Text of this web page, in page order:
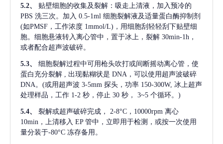
5.2、
贴壁细胞的收集及裂解：吸走上清液，加入预冷的
PBS 洗三次。加入 0.5-1ml 细胞裂解液及适量蛋白酶抑制剂
(如PMSF，工作浓度 1mmol/L)，用细胞刮轻轻刮下贴壁细
胞。细胞悬液转入离心管中，置于冰上，裂解 30min-1h，
或者配合超声波破碎。
5.3、
细胞裂解过程中可用枪头吹打或间断摇动离心管，使
蛋白充分裂解
, 出现黏糊状是 DNA，可以使用超声波破碎
DNA。(或用超声波 3-5mm 探头，功率 150-300W, 冰上超声
处理样品，工作 1-2 秒，停止 30 秒， 3~5 个循环。)
5.4、 裂解或超声破碎完成，
2-8°C，10000rpm 离心
10min，上清移入 EP 管中，立即用于检测，或按一次使用
量分装于-80°C 冻存备用。